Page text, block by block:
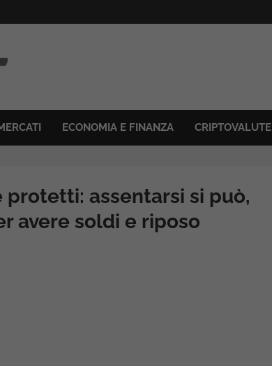
ECONOMIA E FINANZA CRIPTOVALUTE
assentarsi si può,
avere soldi e riposo